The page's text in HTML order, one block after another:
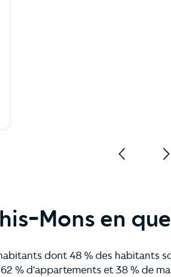
Mons en
dont 48 % des habitants
% d'appartements et 38 % de